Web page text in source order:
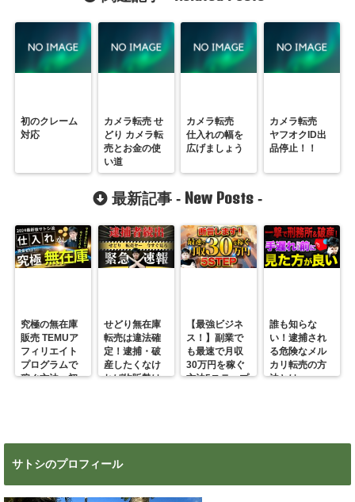
初のクレーム
対応
カメラ転売 せ
どり カメラ転
売とお金の使
い道
カメラ転売
仕入れの幅を
広げましょう
カメラ転売
ヤフオクID出
品停止！！
最新記事 - New Posts -
究極の無在庫
販売 TEMUア
フィリエイト
プログラムで
稼ぐ方法 初
せどり無在庫
転売は違法確
定！逮捕・破
産したくなけ
れば物販勢は
【最強ビジネ
ス！】副業で
も最速で月収
30万円を稼ぐ
方法5ステップ
誰も知らな
い！逮捕され
る危険なメル
カリ転売の方
法とは
サトシのプロフィール